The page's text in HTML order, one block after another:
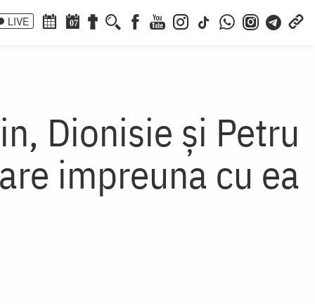
LIVE 07
Dionisie și Petru
impreuna cu ea